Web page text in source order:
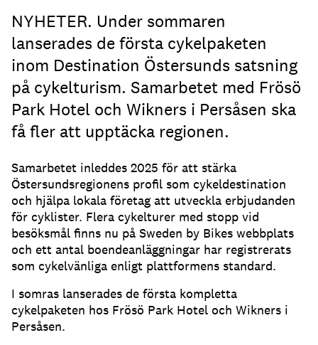
NYHETER. Under sommaren
lanserades de första cykelpaketen
inom Destination Östersunds satsning
på cykelturism. Samarbetet med Frösö
Park Hotel och Wikners i Persåsen ska
få fler att upptäcka regionen.
Samarbetet inleddes 2025 för att stärka
Östersundsregionens profil som cykeldestination
och hjälpa lokala företag att utveckla erbjudanden
för cyklister. Flera cykelturer med stopp vid
besöksmål finns nu på Sweden by Bikes webbplats
och ett antal boendeanläggningar har registrerats
som cykelvänliga enligt plattformens standard.
I somras lanserades de första kompletta
cykelpaketen hos Frösö Park Hotel och Wikners i
Persåsen.